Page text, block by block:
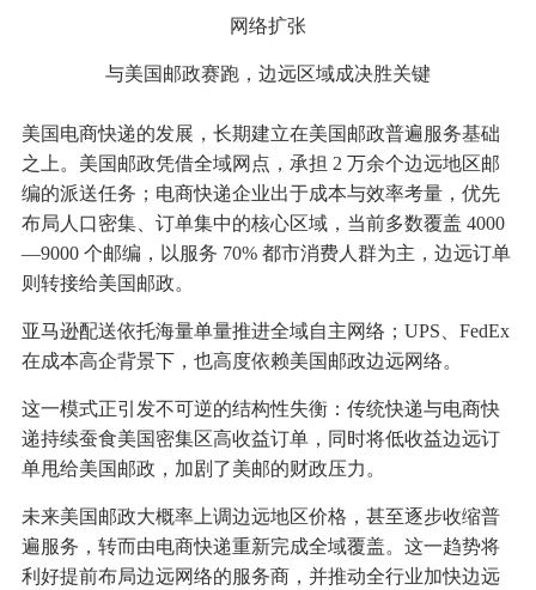
网络扩张
与美国邮政赛跑，边远区域成决胜关键
美国电商快递的发展，长期建立在美国邮政普遍服务基础
之上。美国邮政凭借全域网点，承担 2 万余个边远地区邮
编的派送任务；电商快递企业出于成本与效率考量，优先
布局人口密集、订单集中的核心区域，当前多数覆盖 4000
—9000 个邮编，以服务 70% 都市消费人群为主，边远订单
则转接给美国邮政。
亚马逊配送依托海量单量推进全域自主网络；UPS、FedEx
在成本高企背景下，也高度依赖美国邮政边远网络。
这一模式正引发不可逆的结构性失衡：传统快递与电商快
递持续蚕食美国密集区高收益订单，同时将低收益边远订
单甩给美国邮政，加剧了美邮的财政压力。
未来美国邮政大概率上调边远地区价格，甚至逐步收缩普
遍服务，转而由电商快递重新完成全域覆盖。这一趋势将
利好提前布局边远网络的服务商，并推动全行业加快边远